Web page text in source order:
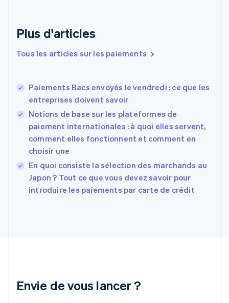
Plus d'articles
Tous les articles sur les paiements
Paiements Bacs envoyés le vendredi : ce que les
entreprises doivent savoir
Notions de base sur les plateformes de
paiement internationales : à quoi elles servent,
comment elles fonctionnent et comment en
choisir une
En quoi consiste la sélection des marchands au
Japon ? Tout ce que vous devez savoir pour
introduire les paiements par carte de crédit
Envie de vous lancer ?
English
Émirats arabes unis
Estonie
États-Unis
EnglishEspañol简体中文
Finlande
Svenska
Français English
Gibraltar
English
Grèce
Japon